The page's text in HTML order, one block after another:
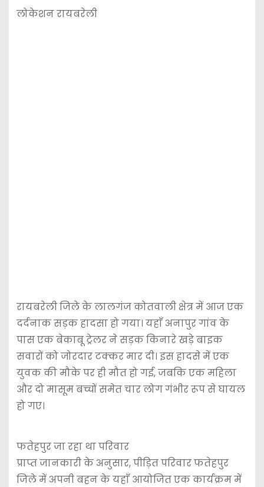
लोकेशन रायबरेली
​रायबरेली जिले के लालगंज कोतवाली क्षेत्र में आज एक
दर्दनाक सड़क हादसा हो गया। यहाँ अनापुर गांव के
पास एक बेकाबू ट्रेलर ने सड़क किनारे खड़े बाइक
सवारों को जोरदार टक्कर मार दी। इस हादसे में एक
युवक की मौके पर ही मौत हो गई, जबकि एक महिला
और दो मासूम बच्चों समेत चार लोग गंभीर रूप से घायल
हो गए।
फतेहपुर जा रहा था परिवार
​प्राप्त जानकारी के अनुसार, पीड़ित परिवार फतेहपुर
जिले में अपनी बहन के यहाँ आयोजित एक कार्यक्रम में